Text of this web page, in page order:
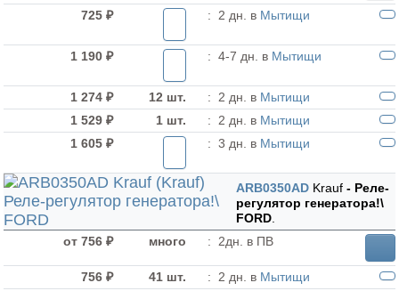
725 ₽ : 2 дн. в Мытищи
1 190 ₽ : 4-7 дн. в Мытищи
1 274 ₽ 12 шт. : 2 дн. в Мытищи
1 529 ₽
1 шт. : 2 дн. в Мытищи
1 605 ₽
: 3 дн. в Мытищи
ARB0350AD Krauf- Реле-
регулятор генератора!\
FORD.
от 756 ₽
много : 2дн. в ПВ
756 ₽ 41 шт. : 2 дн. в Мытищи